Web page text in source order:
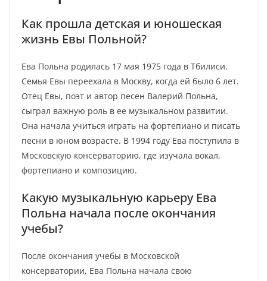
Как прошла детская и юношеская
жизнь Евы Польной?
Ева Польна родилась 17 мая 1975 года в Тбилиси.
Семья Евы переехала в Москву, когда ей было 6 лет.
Отец Евы, поэт и автор песен Валерий Польна,
сыграл важную роль в ее музыкальном развитии.
Она начала учиться играть на фортепиано и писать
песни в юном возрасте. В 1994 году Ева поступила в
Московскую консерваторию, где изучала вокал,
фортепиано и композицию.
Какую музыкальную карьеру Ева
Польна начала после окончания
учебы?
После окончания учебы в Московской
консерватории, Ева Польна начала свою